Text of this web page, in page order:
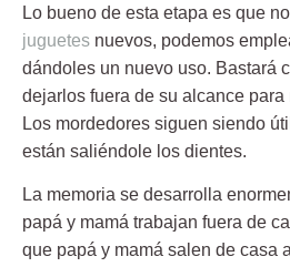
Lo bueno de esta etapa es que
juguetes nuevos, podemos
dándoles un nuevo uso. Bastará
dejarlos fuera de su alcance
Los mordedores siguen siendo
están saliéndole los dientes.
La memoria se desarrolla
papá y mamá trabajan fuera de
que papá y mamá salen de casa